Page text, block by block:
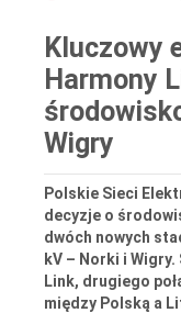
Kluczowy
Harmony
Wigry
Polskie Sieci
decyzje o
dwóch nowych
kV – Norki i
Link, drugiego
między Polską a